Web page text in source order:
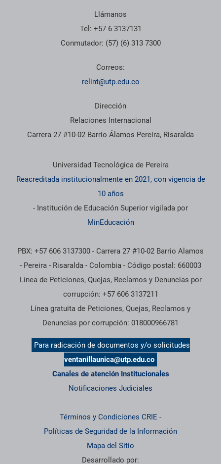
Llámanos
Tel: +57 6 3137131
Conmutador: (57) (6) 313 7300
Correos:
relint@utp.edu.co
Dirección
Relaciones Internacional
Carrera 27 #10-02 Barrio Álamos Pereira, Risaralda
Información institucional
Universidad Tecnológica de Pereira
Reacreditada institucionalmente en 2021, con vigencia de
10 años
- Institución de Educación Superior vigilada por
MinEducación
PBX: +57 606 3137300 - Carrera 27 #10-02 Barrio Alamos
- Pereira - Risaralda - Colombia - Código postal: 660003
Línea de Peticiones, Quejas, Reclamos y Denuncias por
corrupción: +57 606 3137211
Línea gratuita de Peticiones, Quejas, Reclamos y
Denuncias por corrupción: 018000966781
Para radicación de documentos y/o solicitudes
ventanillaunica@utp.edu.co
Canales de atención Institucionales
Notificaciones Judiciales
Términos y Condiciones CRIE -
Políticas de Seguridad de la Información
Mapa del Sitio
Desarrollado por: